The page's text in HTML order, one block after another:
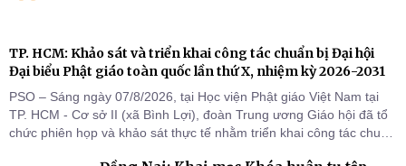
TP. HCM: Khảo sát và triển khai công tác chuẩn bị Đại hội
Đại biểu Phật giáo toàn quốc lần thứ X, nhiệm kỳ 2026-2031
PSO – Sáng ngày 07/8/2026, tại Học viện Phật giáo Việt Nam tại
TP. HCM - Cơ sở II (xã Bình Lợi), đoàn Trung ương Giáo hội đã tổ
chức phiên họp và khảo sát thực tế nhằm triển khai công tác chuẩn